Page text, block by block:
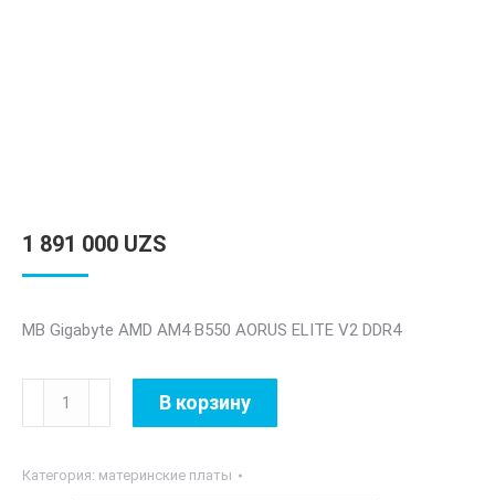
1 891 000 UZS
MB Gigabyte AMD AM4 B550 AORUS ELITE V2 DDR4
Количество
товара
Gigabyte
В корзину
Категория: материнские платы